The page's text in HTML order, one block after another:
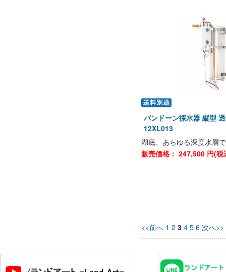
バンドーン採水器 縦型
12XL013
湖底、あらゆる深度水層
販売価格： 247,500 円(
<<前へ 1 2 3 4 5 6 次へ>>